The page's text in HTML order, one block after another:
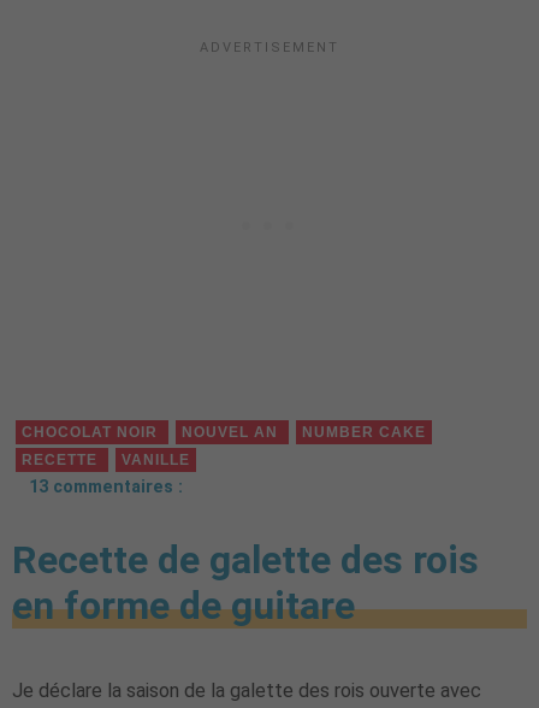
CHOCOLAT NOIR NOUVEL AN
NUMBER CAKE
RECETTE
VANILLE
13 commentaires :
Recette de galette des rois
en forme de guitare
Je déclare la saison de la galette des rois ouverte avec